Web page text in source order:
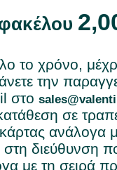
το χρόνο,
την
στο
σε
ανάλογα
διεύθυνση
με τη σειρά